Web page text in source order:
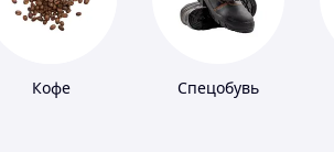
Кофе Спецобувь